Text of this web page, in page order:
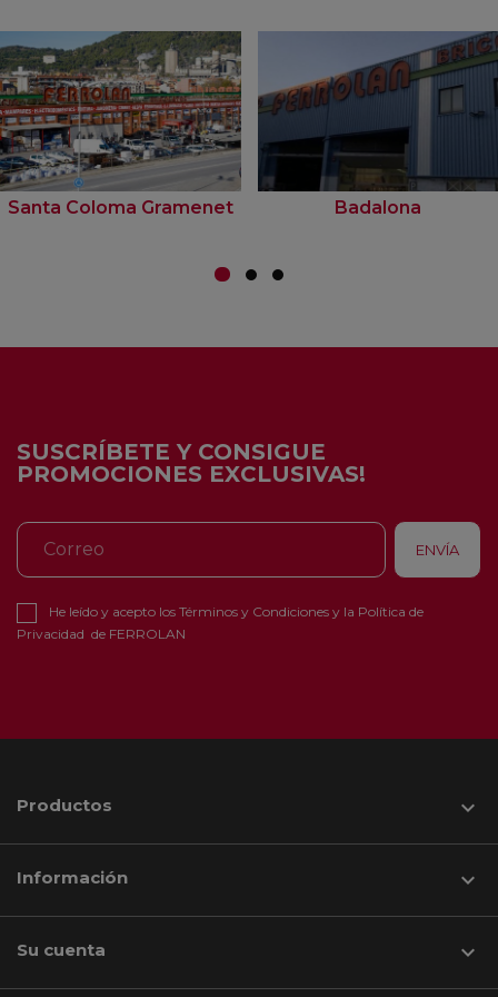
Santa Coloma Gramenet Badalona
SUSCRÍBETE Y CONSIGUE
PROMOCIONES EXCLUSIVAS!
He leído y acepto los Términos y Condiciones y la Política de
Privacidad de FERROLAN
Productos 
Información 
Su cuenta 